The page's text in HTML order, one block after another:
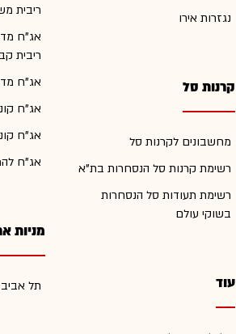
נגזרות אירו
קרנות סל
מחשבונים לקרנות סל
רשימת קרנות סל הנסחרות בת"א
רשימת תעודות סל הנסחרות
בשוקי עולם
עוד
ריבית
אג"ח
ריבית
אג"ח
אג"ח
אג"ח
אג"ח
מניות
תל אביב